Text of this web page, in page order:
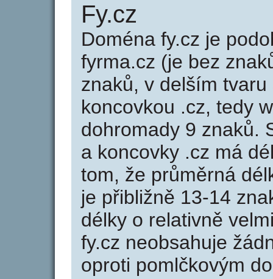
Fy.cz
Doména fy.cz je
fyrma.cz (je bez
znaků, v delším
koncovkou .cz, tedy
dohromady 9 znaků.
a koncovky .cz má
tom, že průměrná
je přibližně 13-14
délky o relativně
fy.cz neobsahuje
oproti pomlčkovým